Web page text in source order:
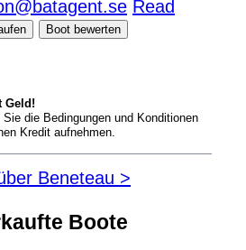
Read
Boot bewerten
Geld!
die Bedingungen und Konditionen
Kredit aufnehmen.
Beneteau >
Boote